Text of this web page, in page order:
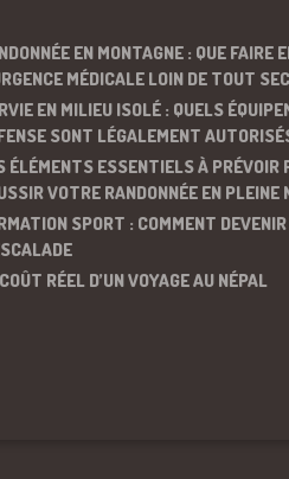
EN MONTAGNE : QUE FAIRE
MÉDICALE LOIN DE TOUT
EN MILIEU ISOLÉ : QUELS
SONT LÉGALEMENT
ÉLÉMENTS ESSENTIELS À PRÉVOIR
VOTRE RANDONNÉE EN PLEINE
SPORT : COMMENT
RÉEL D’UN VOYAGE AU NÉPAL